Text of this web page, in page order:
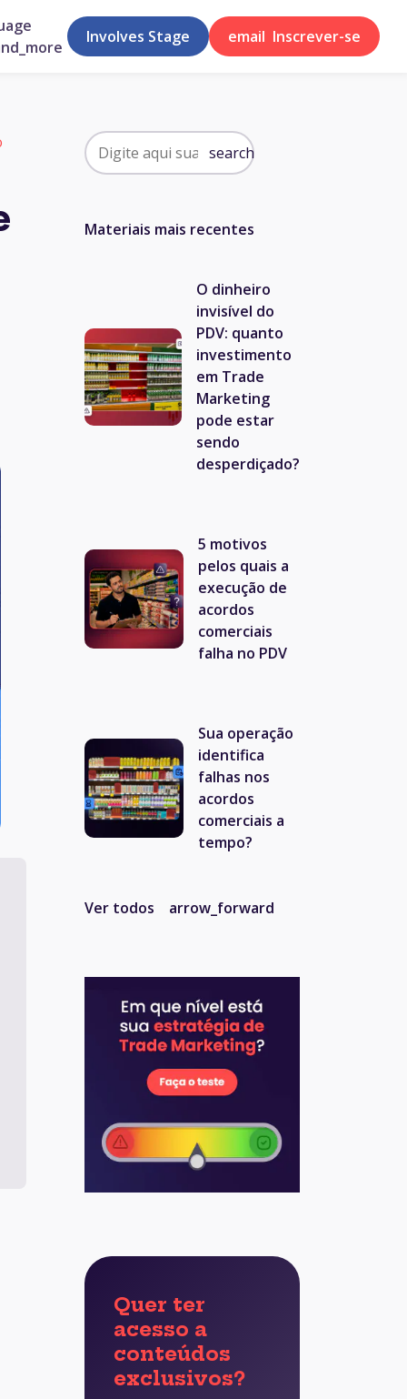
Involves Stage email Inscrever-se
search
Materiais mais recentes
O dinheiro
invisível do
PDV: quanto
investimento
em Trade
Marketing
pode estar
sendo
desperdiçado?
5 motivos
pelos quais a
execução de
acordos
comerciais
falha no PDV
Sua operação
identifica
falhas nos
acordos
comerciais a
tempo?
Ver todos arrow_forward
Quer ter
acesso a
conteúdos
exclusivos?